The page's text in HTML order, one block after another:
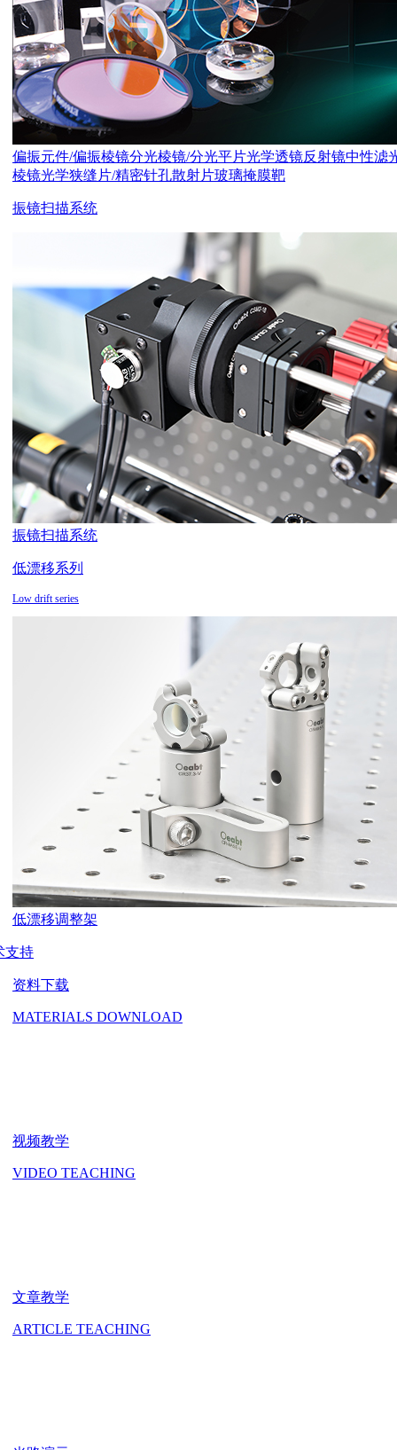
偏振元件/偏振棱镜分光棱镜/分光平片光学透镜反射镜中性滤
棱镜光学狭缝片/精密针孔散射片玻璃掩膜靶
振镜扫描系统
振镜扫描系统
低漂移系列
Low drift series
低漂移调整架
支持
资料下载
MATERIALS DOWNLOAD
视频教学
VIDEO TEACHING
文章教学
ARTICLE TEACHING